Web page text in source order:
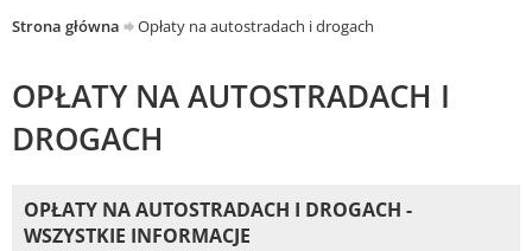
Strona główna Opłaty na autostradach i drogach
OPŁATY NA AUTOSTRADACH I
DROGACH
OPŁATY NA AUTOSTRADACH I DROGACH -
WSZYSTKIE INFORMACJE